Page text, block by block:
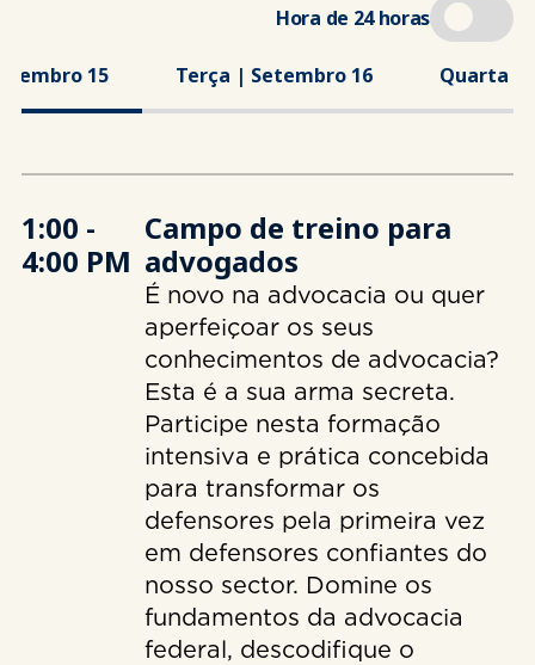
Hora de 24 horas
15 Terça | Setembro 16 Quarta |
1:00 -
4:00 PM
Campo de treino para
advogados
É novo na advocacia ou quer
aperfeiçoar os seus
conhecimentos de advocacia?
Esta é a sua arma secreta.
Participe nesta formação
intensiva e prática concebida
para transformar os
defensores pela primeira vez
em defensores confiantes do
nosso sector. Domine os
fundamentos da advocacia
federal, descodifique o